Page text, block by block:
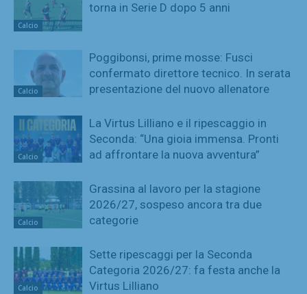
Calcio
torna in Serie D dopo 5 anni
Calcio
Poggibonsi, prime mosse: Fusci
confermato direttore tecnico. In serata
presentazione del nuovo allenatore
Calcio
La Virtus Lilliano e il ripescaggio in
Seconda: “Una gioia immensa. Pronti
ad affrontare la nuova avventura”
Calcio
Grassina al lavoro per la stagione
2026/27, sospeso ancora tra due
categorie
Calcio
Sette ripescaggi per la Seconda
Categoria 2026/27: fa festa anche la
Virtus Lilliano